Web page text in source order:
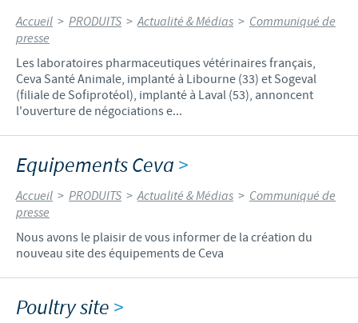
Accueil > PRODUITS > Actualité & Médias > Communiqué de
presse
Les laboratoires pharmaceutiques vétérinaires français,
Ceva Santé Animale, implanté à Libourne (33) et Sogeval
(filiale de Sofiprotéol), implanté à Laval (53), annoncent
l'ouverture de négociations e...
Equipements Ceva >
Accueil > PRODUITS > Actualité & Médias > Communiqué de
presse
Nous avons le plaisir de vous informer de la création du
nouveau site des équipements de Ceva
Poultry site >